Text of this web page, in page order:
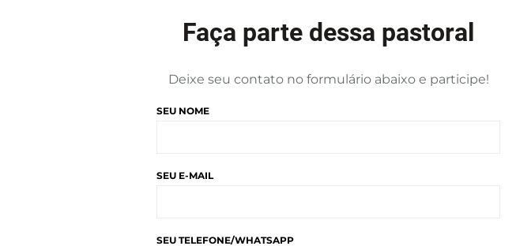
Faça parte dessa pastoral
Deixe seu contato no formulário abaixo e participe!
SEU NOME
SEU E-MAIL
SEU TELEFONE/WHATSAPP